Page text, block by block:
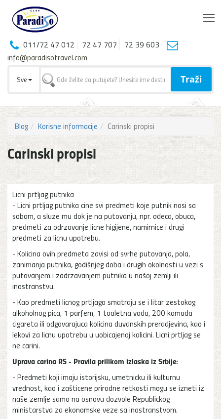
011/72 47 012 72 47 707
72 39 603
info@paradisotravel.com
Sve Traži
Blog Korisne informacije Carinski propisi
Carinski propisi
Licni prtljag putnika
- Licni prtljag putnika cine svi predmeti koje putnik nosi sa
sobom, a sluze mu dok je na putovanju, npr. odeca, obuca,
predmeti za odrzavanje licne higijene, namirnice i drugi
predmeti za licnu upotrebu.
- Kolicina ovih predmeta zavisi od svrhe putovanja, pola,
zanimanja putnika, godišnjeg doba i drugih okolnosti u vezi s
putovanjem i zadrzavanjem putnika u našoj zemlji ili
inostranstvu.
- Kao predmeti licnog prtljaga smatraju se i litar zestokog
alkoholnog pica, 1 parfem, 1 toaletna voda, 200 komada
cigareta ili odgovarajuca kolicina duvanskih preradjevina, kao i
lekovi za licnu upotrebu u uobicajenoj kolicini. Licni prtljag se
ne carini.
Uprava carina RS - Pravila prilikom izlaska iz Srbije:
- Predmeti koji imaju istorijsku, umetnicku ili kulturnu
vrednost, kao i zašticene prirodne retkosti mogu se izneti iz
naše zemlje samo na osnovu dozvole Republickog
ministarstva za ekonomske veze sa inostranstvom.